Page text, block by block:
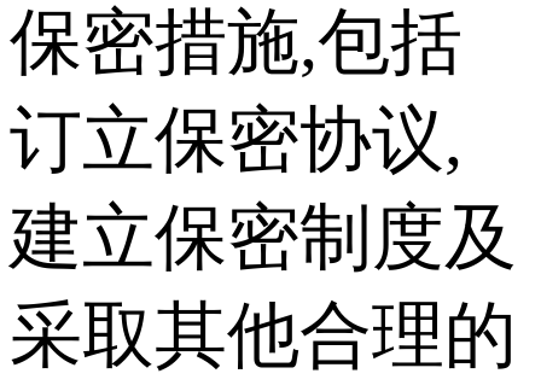
保密措施,包括
订立保密协议,
建立保密制度及
采取其他合理的